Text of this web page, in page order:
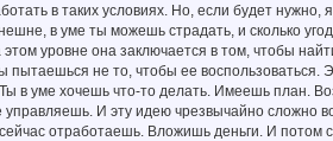
в таких условиях. Но, если будет
в уме ты можешь страдать, и сколько
уровне она заключается в том, чтобы
пытаешься не то, чтобы ее
в уме хочешь что-то делать. Имеешь план.
И эту идею чрезвычайно сложно
отработаешь. Вложишь деньги. И